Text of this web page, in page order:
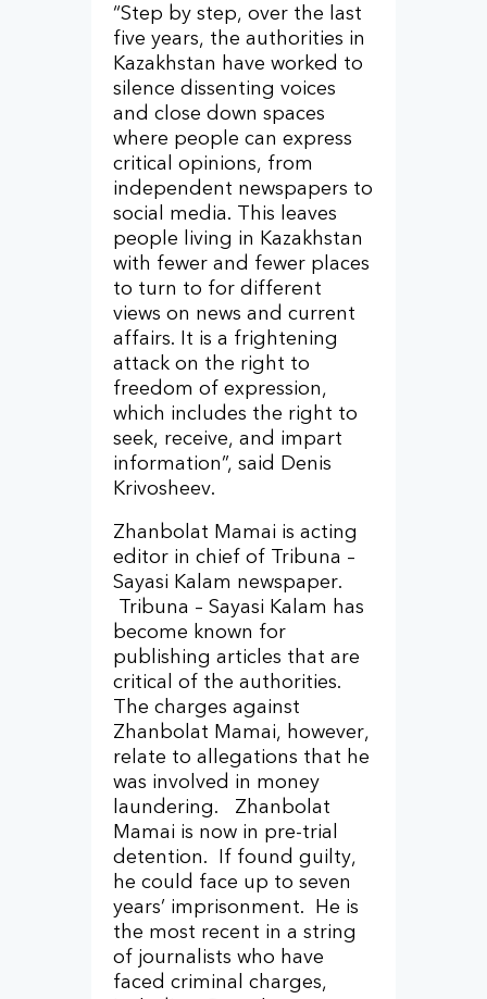
“Step by step, over the last
five years, the authorities in
Kazakhstan have worked to
silence dissenting voices
and close down spaces
where people can express
critical opinions, from
independent newspapers to
social media. This leaves
people living in Kazakhstan
with fewer and fewer places
to turn to for different
views on news and current
affairs. It is a frightening
attack on the right to
freedom of expression,
which includes the right to
seek, receive, and impart
information”, said Denis
Krivosheev.
Zhanbolat Mamai is acting
editor in chief of Tribuna –
Sayasi Kalam newspaper.
Tribuna – Sayasi Kalam has
become known for
publishing articles that are
critical of the authorities.
The charges against
Zhanbolat Mamai, however,
relate to allegations that he
was involved in money
laundering. Zhanbolat
Mamai is now in pre-trial
detention. If found guilty,
he could face up to seven
years’ imprisonment. He is
the most recent in a string
of journalists who have
faced criminal charges,